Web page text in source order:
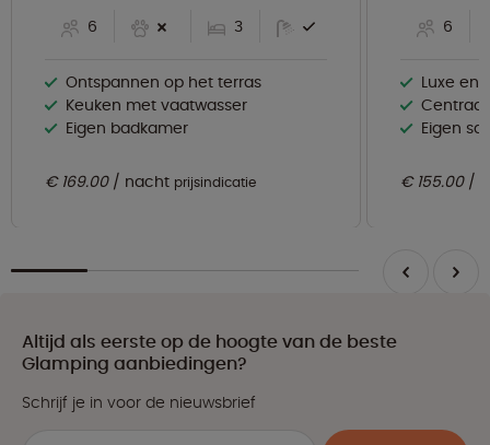
6
3
Ontspannen op het terras
Keuken met vaatwasser
Eigen badkamer
€ 169.00 nacht prijsindicatie
6
Luxe en
Eigen
€ 155.00
Altijd als eerste op de hoogte van de beste
Glamping aanbiedingen?
Schrijf je in voor de nieuwsbrief